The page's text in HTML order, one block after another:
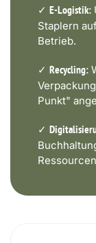
✓ E-Logistik:
Staplern
Betrieb.
✓ Recycling:
Punkt"
✓